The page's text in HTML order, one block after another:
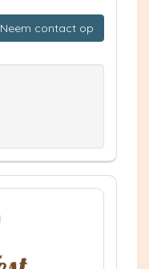
Neem contact op